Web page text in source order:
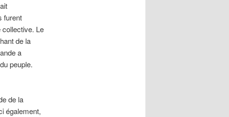
furent
collective. Le
de la
a
peuple.
de la
également,